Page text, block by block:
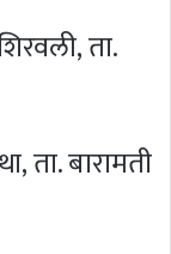
ता.
ता. बारामती